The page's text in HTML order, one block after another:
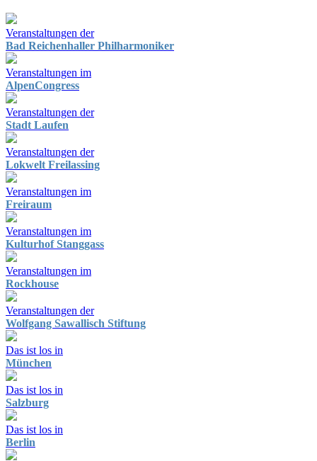
Veranstaltungen der
Bad Reichenhaller Philharmoniker
Veranstaltungen im
AlpenCongress
Veranstaltungen der
Stadt Laufen
Veranstaltungen der
Lokwelt Freilassing
Veranstaltungen im
Freiraum
Veranstaltungen im
Kulturhof Stanggass
Veranstaltungen im
Rockhouse
Veranstaltungen der
Wolfgang Sawallisch Stiftung
Das ist los in
München
Das ist los in
Salzburg
Das ist los in
Berlin